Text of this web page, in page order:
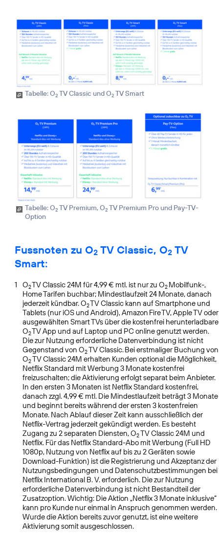
Tabelle: O2 TV Classic und O2 TV Smart
Tabelle: O2 TV Premium, O2 TV Premium Pro und Pay-TV-
Option
Fussnoten zu O2 TV Classic, O2 TV
Smart:
1 O2TV Classic 24M für 4,99 € mtl. ist nur zu O2 Mobilfunk-,
Home Tarifen buchbar; Mindestlaufzeit 24 Monate, danach
jederzeit kündbar. O2TV Classic kann auf Smartphone und
Tablets (nur iOS und Android), Amazon Fire TV, Apple TV oder
ausgewählten Smart TVs über die kostenfrei herunterladbare
O2TV App und auf Laptop und PC online genutzt werden.
Die zur Nutzung erforderliche Datenverbindung ist nicht
Gegenstand von O2TV Classic. Bei erstmaliger Buchung von
O2TV Classic 24M erhalten Kunden optional die Möglichkeit,
Netflix Standard mit Werbung 3 Monate kostenfrei
freizuschalten; die Aktivierung erfolgt separat beim Anbieter.
In den ersten 3 Monaten ist Netflix Standard kostenfrei,
danach zzgl. 4,99 € mtl. Die Mindestlaufzeit beträgt 3 Monate
und beginnt bereits während der ersten 3 kostenfreien
Monate. Nach Ablauf dieser Zeit kann ausschließlich der
Netflix-Vertrag jederzeit gekündigt werden. Es besteht
Zugang zu 2 separaten Diensten, O2TV Classic 24M und
Netflix. Für das Netflix Standard-Abo mit Werbung (Full HD
1080p, Nutzung von Netflix auf bis zu 2 Geräten sowie
Download-Funktion) ist die Registrierung und Akzeptanz der
Nutzungsbedingungen und Datenschutzbestimmungen bei
Netflix International B. V. erforderlich. Die zur Nutzung
erforderliche Datenverbindung ist nicht Bestandteil der
Zusatzoption. Wichtig: Die Aktion „Netflix 3 Monate inklusive“
kann pro Kunde nur einmal in Anspruch genommen werden.
Wurde die Aktion bereits zuvor genutzt, ist eine weitere
Aktivierung somit ausgeschlossen.